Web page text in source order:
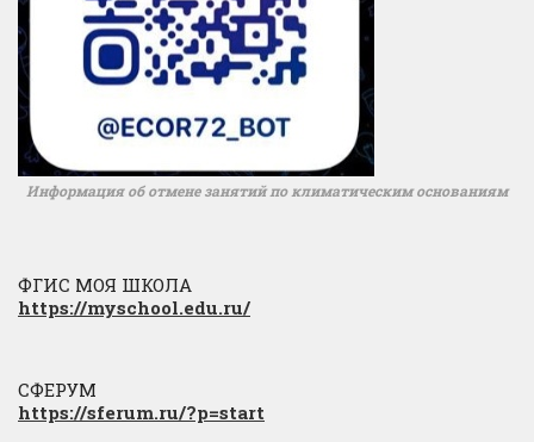
Информация об отмене занятий по климатическим основаниям
ФГИС МОЯ ШКОЛА
https://myschool.edu.ru/
СФЕРУМ
https://sferum.ru/?p=start